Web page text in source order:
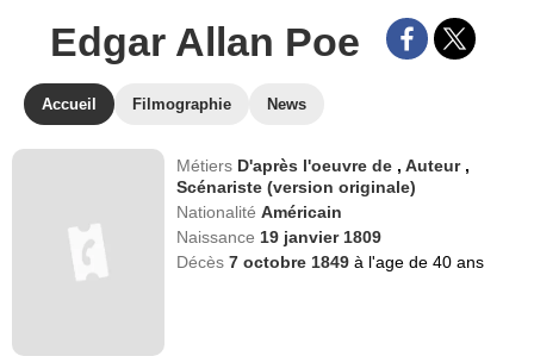
Edgar Allan Poe
Accueil Filmographie News
Métiers D'après l'oeuvre de ,Auteur ,
Scénariste (version originale)
NationalitéAméricain
Naissance 19 janvier 1809
Décès7 octobre 1849à l'age de 40 ans